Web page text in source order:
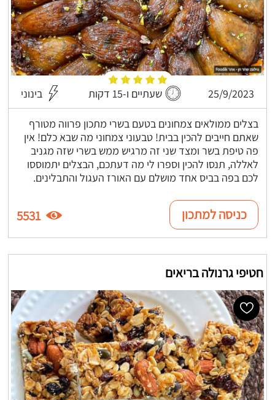
25/9/2023 שעתיים ו-15 דקות בינוני
בצלים ממולאים צמחונים בטעם בשרי מתכון פרווה מטורף
שאתם חייבים להכין בבית! טבעוני צמחוני מה שבא כלם! אין
פה טיפת בשר ומצד שני זה מרגיש ממש בשרי שזה מגניב
לאללה, תנסו להכין וספרו לי מה דעתכם, הבצלים יתמוססו
לכם בפה בביס אחד מושלם עם האורז העגול והתבלינים.
כניסה למתכון 5531
חטיפי גרנולה בריאים